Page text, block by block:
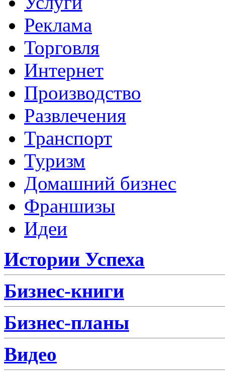
Реклама
Торговля
Интернет
Производство
Развлечения
Транспорт
Туризм
Домашний бизнес
Франшизы
Идеи
Истории Успеха
Бизнес-книги
Бизнес-планы
Видео